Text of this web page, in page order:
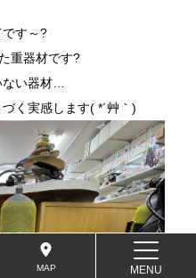
MENU
す～?
重器材です?
ない器材…
く実感します( *´艸｀)
MAP